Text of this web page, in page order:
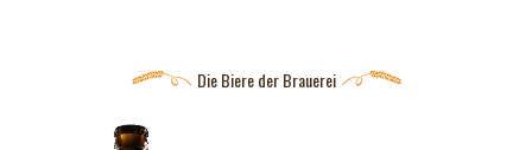
Die Biere der Brauerei